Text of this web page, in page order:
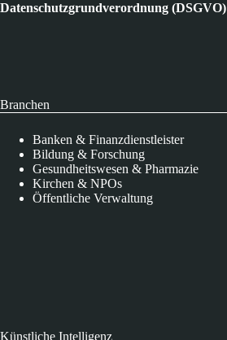
Datenschutzgrundverordnung (DSGVO)
Branchen
Banken & Finanzdienstleister
Bildung & Forschung
Gesundheitswesen & Pharmazie
Kirchen & NPOs
Öffentliche Verwaltung
Künstliche Intelligenz